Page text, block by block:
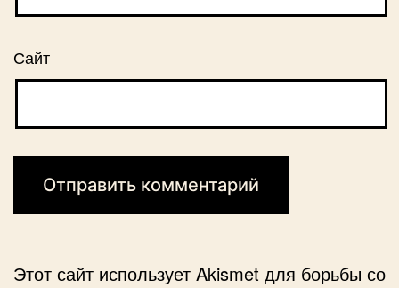
Сайт
Этот сайт использует Akismet для борьбы со